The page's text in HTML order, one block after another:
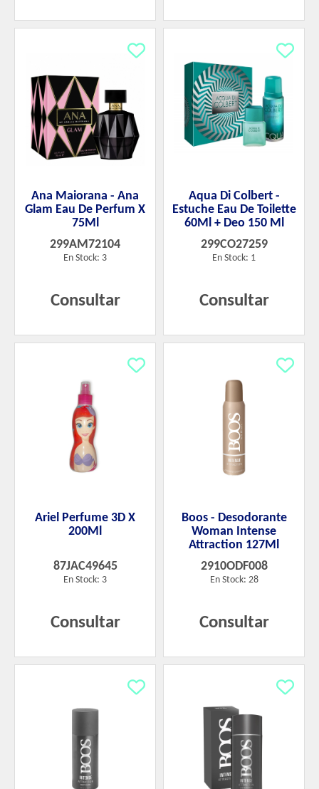
Ana Maiorana - Ana
Glam Eau De Perfum X
75Ml
299AM72104
En Stock: 3
Consultar
Aqua Di Colbert -
Estuche Eau De Toilette
60Ml + Deo 150 Ml
299CO27259
En Stock: 1
Consultar
Ariel Perfume 3D X
200Ml
87JAC49645
En Stock: 3
Consultar
Boos - Desodorante
Woman Intense
Attraction 127Ml
2910ODF008
En Stock: 28
Consultar